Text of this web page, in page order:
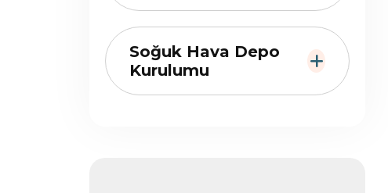
Soğuk Hava Depo
Kurulumu